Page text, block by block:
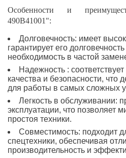
Особенности и
490B41001":
Долговечность: имеет
гарантирует его
необходимость в частой
Надежность :
качества и безопасности, что
для работы в самых сложных
Легкость в обслуживании:
эксплуатации, что позволяет
простоя техники.
Совместимость: подходит
спецтехники, обеспечивая
производительность и